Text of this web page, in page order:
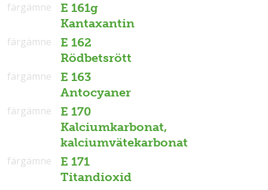
E 161g
Kantaxantin
färgämne
E 162
Rödbetsrött
färgämne
E 163
Antocyaner
färgämne
E 170
Kalciumkarbonat,
kalciumvätekarbonat
färgämne
E 171
Titandioxid
färgämne